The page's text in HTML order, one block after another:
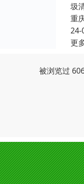
圾
重
24-
更
被浏览过